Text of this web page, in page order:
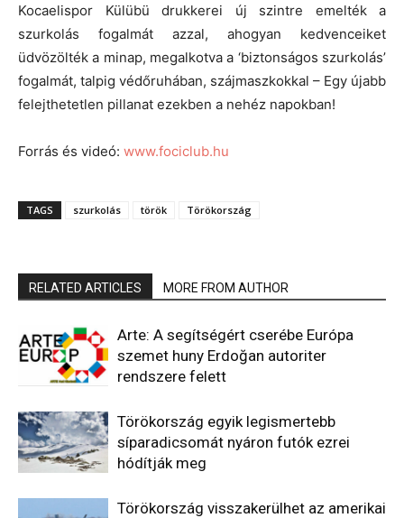
Kocaelispor Külübü drukkerei új szintre emelték a
szurkolás fogalmát azzal, ahogyan kedvenceiket
üdvözölték a minap, megalkotva a ‘biztonságos szurkolás’
fogalmát, talpig védőruhában, szájmaszkokkal – Egy újabb
felejthetetlen pillanat ezekben a nehéz napokban!
Forrás és videó: www.fociclub.hu
TAGS szurkolás török Törökország
RELATED ARTICLES MORE FROM AUTHOR
Arte: A segítségért cserébe Európa
szemet huny Erdoğan autoriter
rendszere felett
Törökország egyik legismertebb
síparadicsomát nyáron futók ezrei
hódítják meg
Törökország visszakerülhet az amerikai